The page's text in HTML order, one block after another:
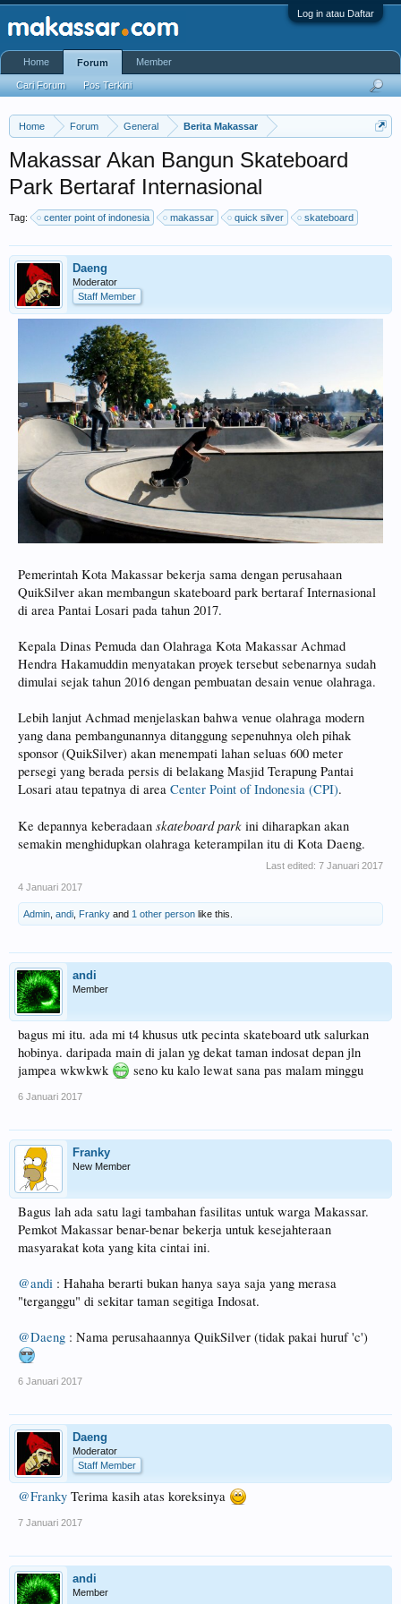
Log in atau Daftar
Home Forum General Berita Makassar
Makassar Akan Bangun Skateboard
Park Bertaraf Internasional
Tag: center point of indonesia makassar quick silver skateboard
Daeng
Moderator
Staff Member
Pemerintah Kota Makassar bekerja sama dengan perusahaan
QuikSilver akan membangun skateboard park bertaraf Internasional
di area Pantai Losari pada tahun 2017.
Kepala Dinas Pemuda dan Olahraga Kota Makassar Achmad
Hendra Hakamuddin menyatakan proyek tersebut sebenarnya sudah
dimulai sejak tahun 2016 dengan pembuatan desain venue olahraga.
Lebih lanjut Achmad menjelaskan bahwa venue olahraga modern
yang dana pembangunannya ditanggung sepenuhnya oleh pihak
sponsor (QuikSilver) akan menempati lahan seluas 600 meter
persegi yang berada persis di belakang Masjid Terapung Pantai
Losari atau tepatnya di area Center Point of Indonesia (CPI).
Ke depannya keberadaan skateboard park ini diharapkan akan
semakin menghidupkan olahraga keterampilan itu di Kota Daeng.
Last edited: 7 Januari 2017
4 Januari 2017
Admin andi Franky and 1 other person like this.
andi
Member
bagus mi itu. ada mi t4 khusus utk pecinta skateboard utk salurkan
hobinya. daripada main di jalan yg dekat taman indosat depan jln
jampea wkwkwk
seno ku kalo lewat sana pas malam minggu
6 Januari 2017
Franky
New Member
Bagus lah ada satu lagi tambahan fasilitas untuk warga Makassar.
Pemkot Makassar benar-benar bekerja untuk kesejahteraan
masyarakat kota yang kita cintai ini.
@andi : Hahaha berarti bukan hanya saya saja yang merasa
"terganggu" di sekitar taman segitiga Indosat.
@Daeng : Nama perusahaannya QuikSilver (tidak pakai huruf 'c')
6 Januari 2017
Daeng
Moderator
Staff Member
@Franky Terima kasih atas koreksinya
7 Januari 2017
andi
Member
Home Forum
Cari Forum Pos Terkini
Member